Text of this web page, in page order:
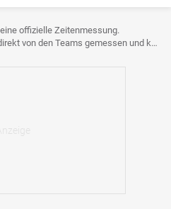
offizielle Zeitenmessung.
gemessen und können voneinander abweichen.